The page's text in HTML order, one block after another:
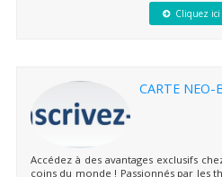
Cliquez ici
CARTE NEO-
Accédez à des avantages exclusifs
coins du monde ! Passionnés par les